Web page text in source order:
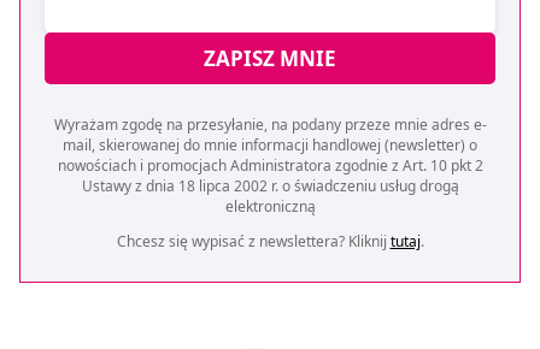
ZAPISZ MNIE
Wyrażam zgodę na przesyłanie, na podany przeze mnie adres e-
mail, skierowanej do mnie informacji handlowej (newsletter) o
nowościach i promocjach Administratora zgodnie z Art. 10 pkt 2
Ustawy z dnia 18 lipca 2002 r. o świadczeniu usług drogą
elektroniczną
Chcesz się wypisać z newslettera? Kliknij tutaj.